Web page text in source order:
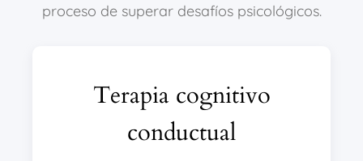
proceso de superar desafíos psicológicos.
Terapia cognitivo
conductual